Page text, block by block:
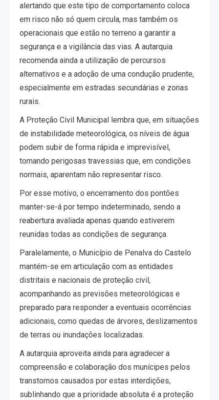
alertando que este tipo de comportamento coloca
em risco não só quem circula, mas também os
operacionais que estão no terreno a garantir a
segurança e a vigilância das vias. A autarquia
recomenda ainda a utilização de percursos
alternativos e a adoção de uma condução prudente,
especialmente em estradas secundárias e zonas
rurais.
A Proteção Civil Municipal lembra que, em situações
de instabilidade meteorológica, os níveis de água
podem subir de forma rápida e imprevisível,
tornando perigosas travessias que, em condições
normais, aparentam não representar risco.
Por esse motivo, o encerramento dos pontões
manter-se-á por tempo indeterminado, sendo a
reabertura avaliada apenas quando estiverem
reunidas todas as condições de segurança.
Paralelamente, o Município de Penalva do Castelo
mantém-se em articulação com as entidades
distritais e nacionais de proteção civil,
acompanhando as previsões meteorológicas e
preparado para responder a eventuais ocorrências
adicionais, como quedas de árvores, deslizamentos
de terras ou inundações localizadas.
A autarquia aproveita ainda para agradecer a
compreensão e colaboração dos munícipes pelos
transtornos causados por estas interdições,
sublinhando que a prioridade absoluta é a proteção